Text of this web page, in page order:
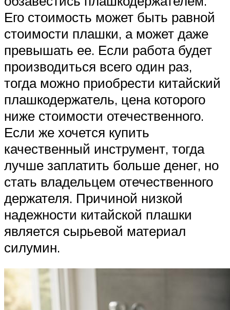
Его стоимость может быть равной
стоимости плашки, а может даже
превышать ее. Если работа будет
производиться всего один раз,
тогда можно приобрести китайский
плашкодержатель, цена которого
ниже стоимости отечественного.
Если же хочется купить
качественный инструмент, тогда
лучше заплатить больше денег, но
стать владельцем отечественного
держателя. Причиной низкой
надежности китайской плашки
является сырьевой материал
силумин.